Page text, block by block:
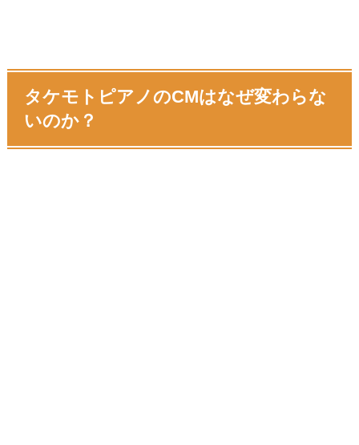
タケモトピアノのCMはなぜ変わらな
いのか？